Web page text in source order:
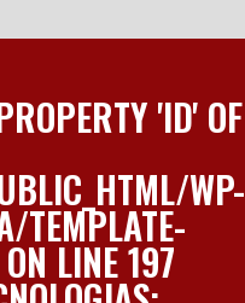
'ID' OF
WP-
TEMPLATE-
ON LINE197